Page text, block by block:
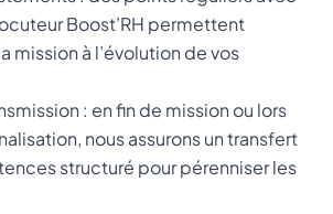
Boost’RH permettent
mission à l’évolution de vos
: en fin de mission ou lors
nous assurons un transfert
structuré pour pérenniser les